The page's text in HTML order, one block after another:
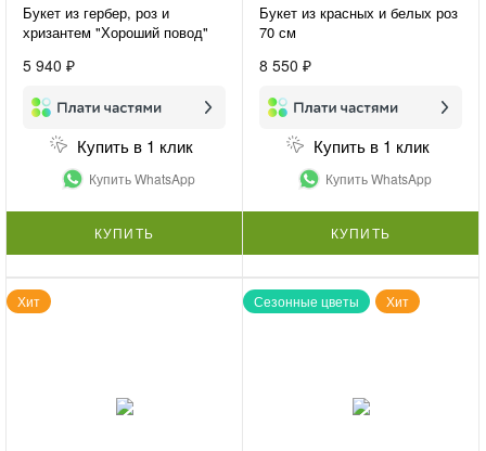
Букет из гербер, роз и
хризантем "Хороший повод"
5 940 ₽
Купить в 1 клик
Купить WhatsApp
КУПИТЬ
Букет из красных и белых роз
70 см
8 550 ₽
Купить в 1 клик
Купить WhatsApp
КУПИТЬ
Хит Сезонные цветы Хит